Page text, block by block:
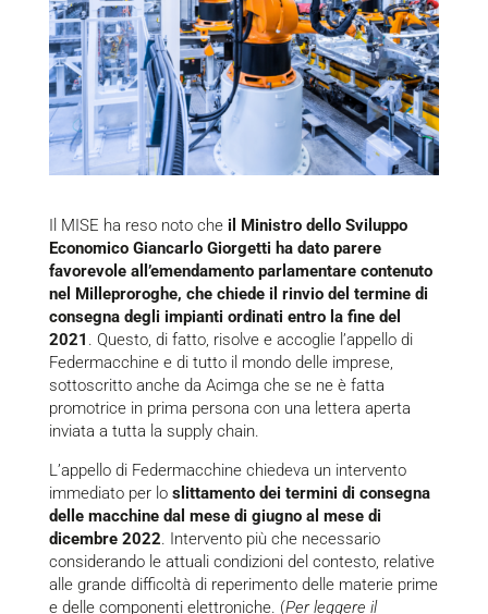
Il MISE ha reso noto che il Ministro dello Sviluppo
Economico Giancarlo Giorgetti ha dato parere
favorevole all’emendamento parlamentare contenuto
nel Milleproroghe, che chiede il rinvio del termine di
consegna degli impianti ordinati entro la fine del
2021 . Questo, di fatto, risolve e accoglie l’appello di
Federmacchine e di tutto il mondo delle imprese,
sottoscritto anche da Acimga che se ne è fatta
promotrice in prima persona con una lettera aperta
inviata a tutta la supply chain.
L’appello di Federmacchine chiedeva un intervento
immediato per lo slittamento dei termini di consegna
delle macchine dal mese di giugno al mese di
dicembre 2022. Intervento più che necessario
considerando le attuali condizioni del contesto, relative
alle grande difficoltà di reperimento delle materie prime
e delle componenti elettroniche. (Per leggere il